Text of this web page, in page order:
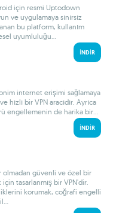
için resmi Uptodown
ve uygulamaya sınırsız
bu platform, kullanım
uyumluluğu...
İNDIR
internet erişimi sağlamaya
bir VPN aracıdır. Ayrıca
engellemenin de harika bir...
İNDIR
olmadan güvenli ve özel bir
tasarlanmış bir VPN'dir.
korumak, coğrafi engelli